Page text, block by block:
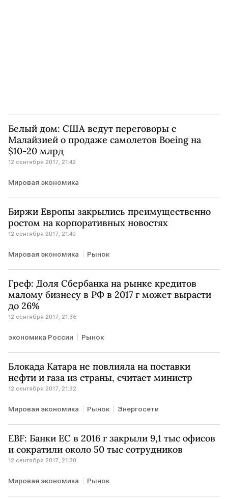
Белый дом: США ведут переговоры с
Малайзией о продаже самолетов Boeing на
$10-20 млрд
12 сентября 2017, 21:42
Мировая экономика
Биржи Европы закрылись преимущественно
ростом на корпоративных новостях
12 сентября 2017, 21:40
Мировая экономика Рынок
Греф: Доля Сбербанка на рынке кредитов
малому бизнесу в РФ в 2017 г может вырасти
до 26%
12 сентября 2017, 21:36
экономика России Рынок
Блокада Катара не повлияла на поставки
нефти и газа из страны, считает министр
12 сентября 2017, 21:32
Мировая экономика Рынок Энергосети
EBF: Банки ЕС в 2016 г закрыли 9,1 тыс офисов
и сократили около 50 тыс сотрудников
12 сентября 2017, 21:30
Мировая экономика Рынок